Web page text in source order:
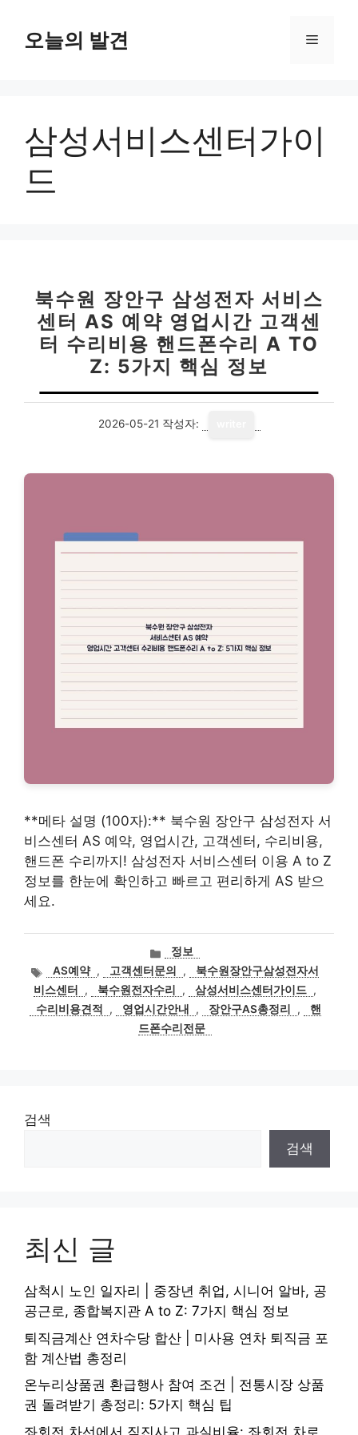
오늘의 발견 메
삼성서비스센터가이
드
북수원 장안구 삼성전자 서비스
센터 AS 예약 영업시간 고객센
터 수리비용 핸드폰수리 A TO
Z: 5가지 핵심 정보
2026-05-21 작성자:
**메타 설명 (100자):** 북수원 장안구 삼성전자 서
비스센터 AS 예약, 영업시간, 고객센터, 수리비용,
핸드폰 수리까지! 삼성전자 서비스센터 이용 A to Z
정보를 한눈에 확인하고 빠르고 편리하게 AS 받으
세요.
카
테
고
리
정보
태
그
AS예약 , 고객센터문의 ,
북수원장안구삼성전자서
비스센터
, 북수원전자수리 , 삼성서비스센터가이드 ,
수리비용견적
, 영업시간안내 , 장안구AS총정리 ,
핸
드폰수리전문
검색
검색
최신 글
삼척시 노인 일자리 | 중장년 취업, 시니어 알바, 공
공근로, 종합복지관 A to Z: 7가지 핵심 정보
퇴직금계산 연차수당 합산 | 미사용 연차 퇴직금 포
함 계산법 총정리
온누리상품권 환급행사 참여 조건 | 전통시장 상품
권 돌려받기 총정리: 5가지 핵심 팁
좌회전 차선에서 직진사고 과실비율: 좌회전 차로